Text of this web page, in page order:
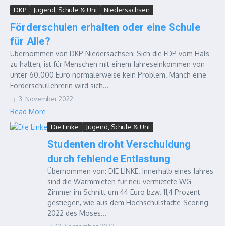
DKP Jugend, Schule & Uni Niedersachsen
Förderschulen erhalten oder eine Schule
für Alle?
Übernommen von DKP Niedersachsen: Sich die FDP vom Hals
zu halten, ist für Menschen mit einem Jahreseinkommen von
unter 60.000 Euro normalerweise kein Problem. Manch eine
Förderschullehrerin wird sich...
3. November 2022
Read More
Die Linke Jugend, Schule & Uni
Studenten droht Verschuldung
durch fehlende Entlastung
Übernommen von: DIE LINKE. Innerhalb eines Jahres
sind die Warmmieten für neu vermietete WG-
Zimmer im Schnitt um 44 Euro bzw. 11,4 Prozent
gestiegen, wie aus dem Hochschulstädte-Scoring
2022 des Moses...